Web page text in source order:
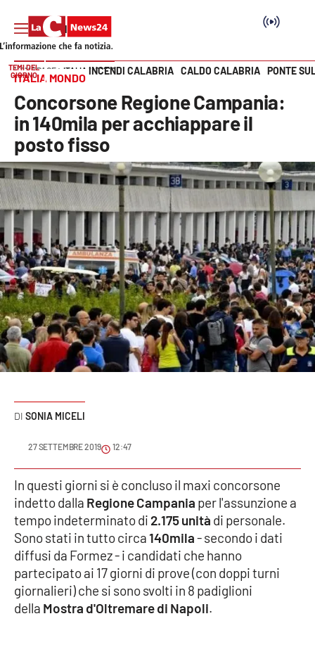
SEZIONI
Cronaca
Politica
Attualità
Economia e lavoro
Italia Mondo
Sanità
Sport
Meteo
Editoriali
VIDEO
Ambiente
Vai
TEMI DEL
GIORNO
INCENDI CALABRIA CALDO CALABRIA PONTE
HOME PAGE ITALIA MONDO
ITALIA MONDO
Concorsone Regione Campania:
in 140mila per acchiappare il
posto fisso
SONIA MICELI
27 SETTEMBRE 2019 12:47
In questi giorni si è concluso il maxi concorsone
indetto dalla Regione Campania per l'assunzione a
tempo indeterminato di 2.175 unità di personale.
Sono stati in tutto circa140mila- secondo i dati
diffusi da Formez - i candidati che hanno
partecipato ai 17 giorni di prove (con doppi turni
giornalieri) che si sono svolti in 8 padiglioni
della Mostra d'Oltremare di Napoli.